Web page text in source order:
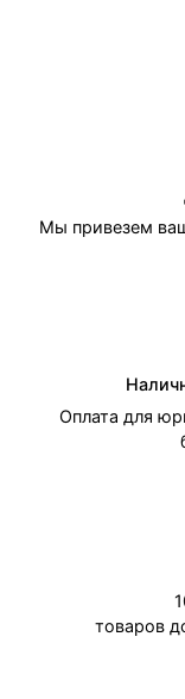
Мы привезем
Оплата для
товаров